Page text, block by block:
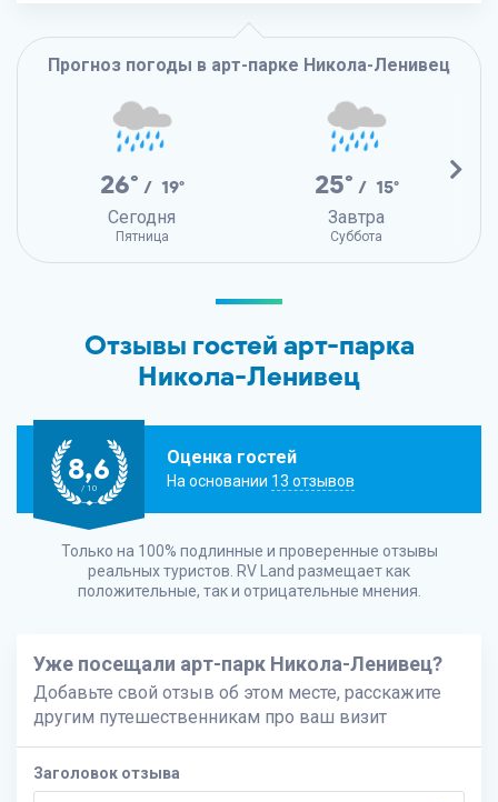
Прогноз погоды в арт-парке Никола-Ленивец
26° / 19°
Сегодня
Пятница
25° / 15°
Завтра
Суббота
Отзывы гостей арт-парка
Никола-Ленивец
8,6
/ 10
Оценка гостей
На основании 13 отзывов
Только на 100% подлинные и проверенные отзывы
реальных туристов. RV Land размещает как
положительные, так и отрицательные мнения.
Уже посещали арт-парк Никола-Ленивец?
Добавьте свой отзыв об этом месте, расскажите
другим путешественникам про ваш визит
Заголовок отзыва